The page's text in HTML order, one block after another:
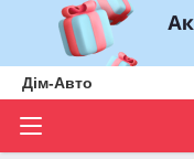
Дім-Авто